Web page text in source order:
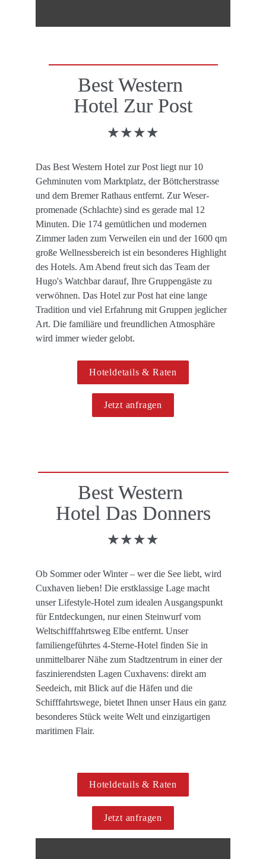
Best Western
Hotel Zur Post
★★★★
Das Best Western Hotel zur Post liegt nur 10
Gehminuten vom Marktplatz, der Böttcher­strasse
und dem Bremer Rathaus entfernt. Zur Weser­
promenade (Schlachte) sind es gerade mal 12
Minuten. Die 174 gemütlichen und modernen
Zimmer laden zum Verweilen ein und der 1600 qm
große Wellnessbereich ist ein besonderes Highlight
des Hotels. Am Abend freut sich das Team der
Hugo's Watchbar darauf, Ihre Gruppengäste zu
verwöhnen. Das Hotel zur Post hat eine lange
Tradition und viel Erfahrung mit Gruppen jeglicher
Art. Die familiäre und freundlichen Atmosphäre
wird immer wieder gelobt.
Hoteldetails & Raten
Jetzt anfragen
Best Western
Hotel Das Donners
★★★★
Ob Sommer oder Winter – wer die See liebt, wird
Cuxhaven lieben! Die erstklassige Lage macht
unser Lifestyle-Hotel zum idealen Ausgangspunkt
für Entdeckungen, nur einen Steinwurf vom
Weltschiff­fahrtsweg Elbe entfernt. Unser
familiengeführtes 4-Sterne-Hotel finden Sie in
unmittelbarer Nähe zum Stadtzentrum in einer der
faszinierendsten Lagen Cuxhavens: direkt am
Seedeich, mit Blick auf die Häfen und die
Schifffahrtswege, bietet Ihnen unser Haus ein ganz
besonderes Stück weite Welt und einzigartigen
maritimen Flair.
Hoteldetails & Raten
Jetzt anfragen